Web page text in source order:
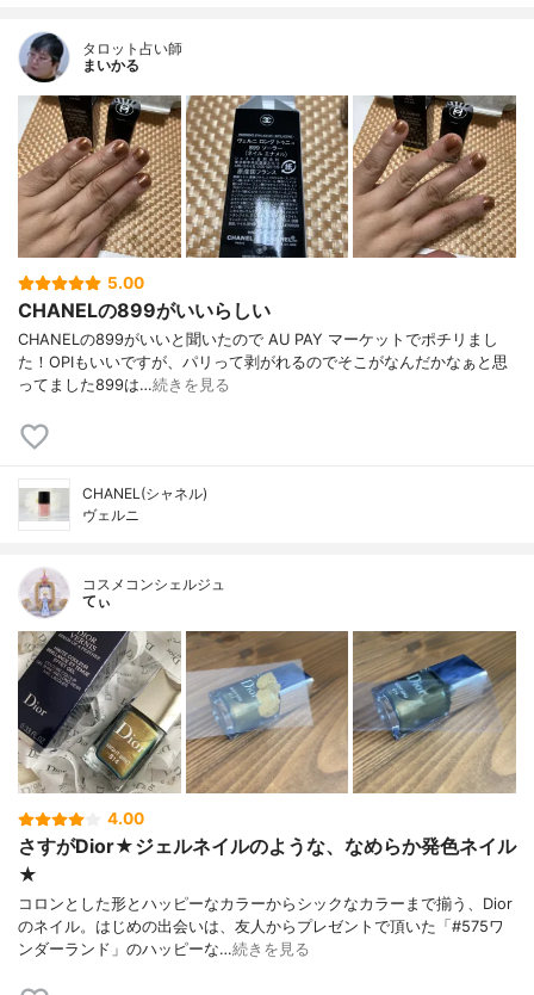
タロット占い師
まいかる
5.00
CHANELの899がいいらしい
CHANELの899がいいと聞いたので AU PAY マーケットでポチリまし
た！OPIもいいですが、パリって剥がれるのでそこがなんだかなぁと思
ってました899は…続きを見る
CHANEL(シャネル)
ヴェルニ
コスメコンシェルジュ
てぃ
4.00
さすがDior★ジェルネイルのような、なめらか発色ネイル
★
コロンとした形とハッピーなカラーからシックなカラーまで揃う、Dior
のネイル。はじめの出会いは、友人からプレゼントで頂いた「#575ワ
ンダーランド」のハッピーな…続きを見る